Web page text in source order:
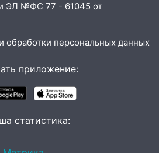
ЭЛ №ФС 77 - 61045 от
обработки персональных данных
приложение:
статистика: